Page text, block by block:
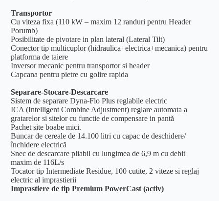
Transportor
Cu viteza fixa (110 kW – maxim 12 randuri pentru Header
Porumb)
Posibilitate de pivotare in plan lateral (Lateral Tilt)
Conector tip multicuplor (hidraulica+electrica+mecanica) pentru
platforma de taiere
Inversor mecanic pentru transportor si header
Capcana pentru pietre cu golire rapida
Separare-Stocare-Descarcare
Sistem de separare Dyna-Flo Plus reglabile electric
ICA (Intelligent Combine Adjustment) reglare automata a
gratarelor si sitelor cu functie de compensare in pantă
Pachet site boabe mici.
Buncar de cereale de 14.100 litri cu capac de deschidere/
închidere electrică
Snec de descarcare pliabil cu lungimea de 6,9 m cu debit
maxim de 116L/s
Tocator tip Intermediate Residue, 100 cutite, 2 viteze si reglaj
electric al imprastierii
Imprastiere de tip Premium PowerCast (activ)